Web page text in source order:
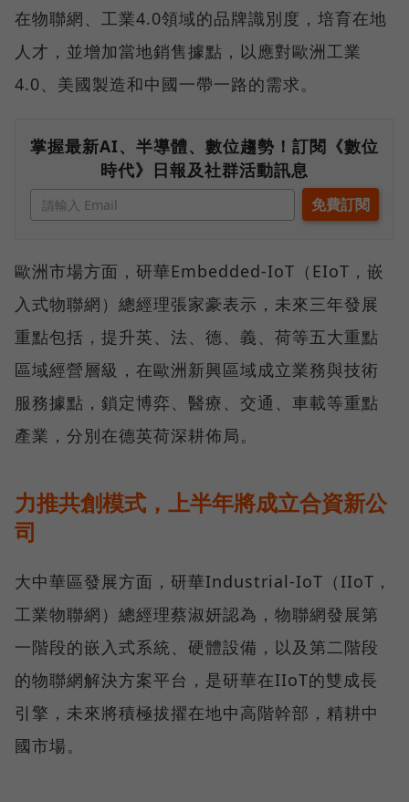
在物聯網、工業4.0領域的品牌識別度，培育在地
人才，並增加當地銷售據點，以應對歐洲工業
4.0、美國製造和中國一帶一路的需求。
掌握最新AI、半導體、數位趨勢！訂閱《數位
時代》日報及社群活動訊息
歐洲市場方面，研華Embedded-IoT（EIoT，嵌
入式物聯網）總經理張家豪表示，未來三年發展
重點包括，提升英、法、德、義、荷等五大重點
區域經營層級，在歐洲新興區域成立業務與技術
服務據點，鎖定博弈、醫療、交通、車載等重點
產業，分別在德英荷深耕佈局。
力推共創模式，上半年將成立合資新公
司
大中華區發展方面，研華Industrial-IoT（IIoT，
工業物聯網）總經理蔡淑妍認為，物聯網發展第
一階段的嵌入式系統、硬體設備，以及第二階段
的物聯網解決方案平台，是研華在IIoT的雙成長
引擎，未來將積極拔擢在地中高階幹部，精耕中
國市場。